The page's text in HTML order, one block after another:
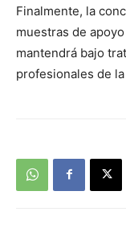
Finalmente, la
muestras de
mantendrá bajo
profesionales de